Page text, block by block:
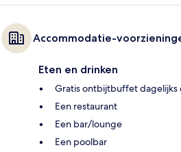
Accommodatie-
Eten en drinken
Gratis ontbijtbuffet dagelijks
Een restaurant
Een bar/lounge
Een poolbar